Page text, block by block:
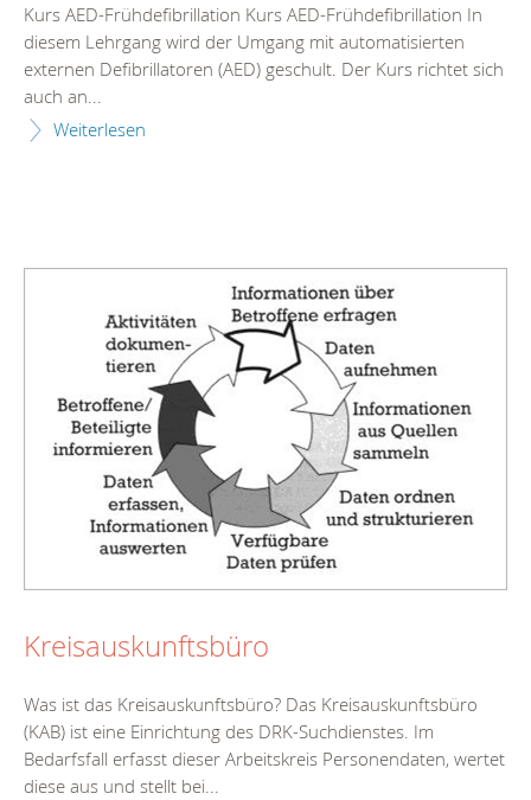
Kurs AED-Frühdefibrillation Kurs AED-Frühdefibrillation In
diesem Lehrgang wird der Umgang mit automatisierten
externen Defibrillatoren (AED) geschult. Der Kurs richtet sich
auch an...
Weiterlesen
Kreisauskunftsbüro
Was ist das Kreisauskunftsbüro? Das Kreisauskunftsbüro
(KAB) ist eine Einrichtung des DRK-Suchdienstes. Im
Bedarfsfall erfasst dieser Arbeitskreis Personendaten, wertet
diese aus und stellt bei...